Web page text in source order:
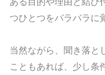
つひとつをバラバラに
当然ながら、聞き落と
こともあれば、少し条